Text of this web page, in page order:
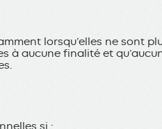
lorsqu’elles ne sont
aucune finalité et